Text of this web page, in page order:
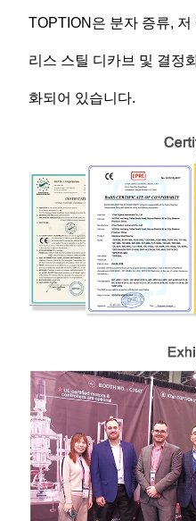
TOPTION은 분자 증류,
리스 스틸 디카브 및 결정
화되어 있습니다.